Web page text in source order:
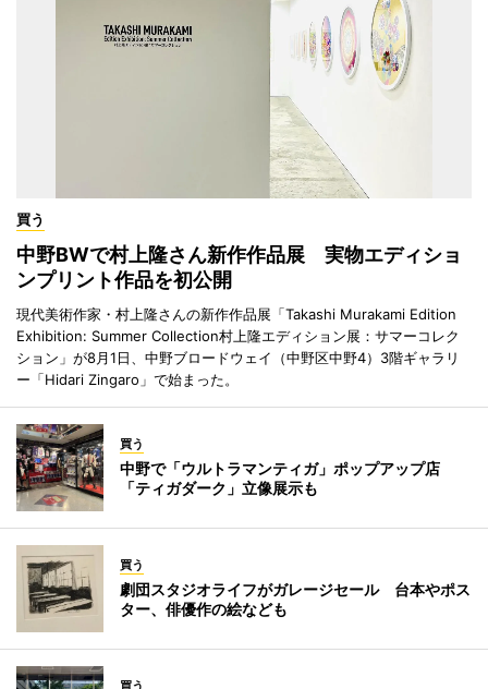
買う
中野BWで村上隆さん新作作品展 実物エディショ
ンプリント作品を初公開
現代美術作家・村上隆さんの新作作品展「Takashi Murakami Edition
Exhibition: Summer Collection村上隆エディション展：サマーコレク
ション」が8月1日、中野ブロードウェイ（中野区中野4）3階ギャラリ
ー「Hidari Zingaro」で始まった。
買う
中野で「ウルトラマンティガ」ポップアップ店
「ティガダーク」立像展示も
買う
劇団スタジオライフがガレージセール 台本やポス
ター、俳優作の絵なども
買う